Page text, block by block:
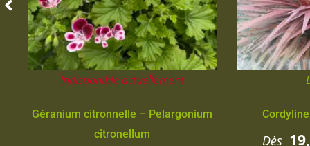
Indisponible actuellement
Géranium citronnelle – Pelargonium
citronellum
Dès